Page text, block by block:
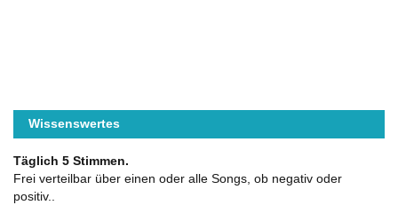
Wissenswertes
Täglich 5 Stimmen.
Frei verteilbar über einen oder alle Songs, ob negativ oder
positiv..